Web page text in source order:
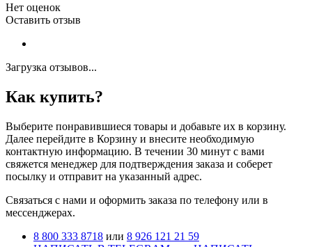
Нет оценок
Оставить отзыв
Загрузка отзывов...
Как купить?
Выберите понравившиеся товары и добавьте их в корзину.
Далее перейдите в Корзину и внесите необходимую
контактную информацию. В течении 30 минут с вами
свяжется менеджер для подтверждения заказа и соберет
посылку и отправит на указанный адрес.
Cвязаться с нами и оформить заказа по телефону или в
мессенджерах.
8 800 333 8718 или 8 926 121 21 59